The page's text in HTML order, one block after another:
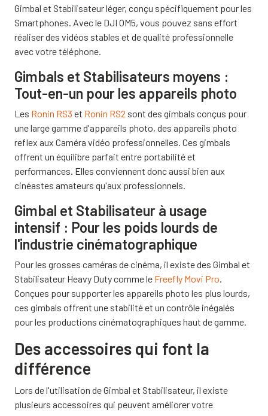
Gimbal et Stabilisateur léger, conçu spécifiquement pour les
Smartphones. Avec le DJI OM5, vous pouvez sans effort
réaliser des vidéos stables et de qualité professionnelle
avec votre téléphone.
Gimbals et Stabilisateurs moyens :
Tout-en-un pour les appareils photo
Les Ronin RS3 et Ronin RS2 sont des gimbals conçus pour
une large gamme d'appareils photo, des appareils photo
reflex aux Caméra vidéo professionnelles. Ces gimbals
offrent un équilibre parfait entre portabilité et
performances. Elles conviennent donc aussi bien aux
cinéastes amateurs qu'aux professionnels.
Gimbal et Stabilisateur à usage
intensif : Pour les poids lourds de
l'industrie cinématographique
Pour les grosses caméras de cinéma, il existe des Gimbal et
Stabilisateur Heavy Duty comme le Freefly Movi Pro.
Conçues pour supporter les appareils photo les plus lourds,
ces gimbals offrent une stabilité et un contrôle inégalés
pour les productions cinématographiques haut de gamme.
Des accessoires qui font la
différence
Lors de l'utilisation de Gimbal et Stabilisateur, il existe
plusieurs accessoires qui peuvent améliorer votre